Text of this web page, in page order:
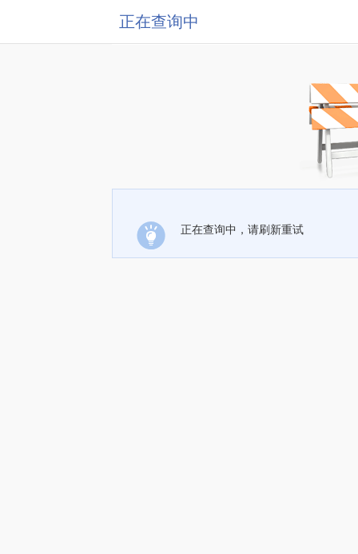
正在查询中
正在查询中，请刷新重试